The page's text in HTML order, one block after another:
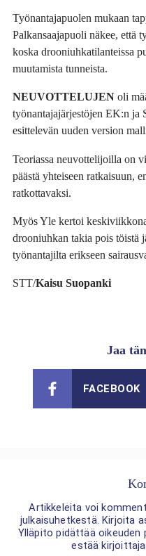
Työnantajapuolen mukaan
Palkansaajapuoli näkee, että
koska drooniuhkatilanteissa
muutamista tunneista.
NEUVOTTELUJEN oli
työnantajajärjestöjen EK:n ja
esittelevän uuden version
Teoriassa neuvottelijoilla on
päästä yhteiseen ratkaisuun,
ratkottavaksi.
Myös Yle kertoi
drooniuhkan takia pois töistä
työnantajilta erikseen
STT/Kaisu Suopanki
Jaa
FACEBOOK
Artikkeleita voi
julkaisuhetkestä. Kirjoita
Ylläpito pidättää
estää